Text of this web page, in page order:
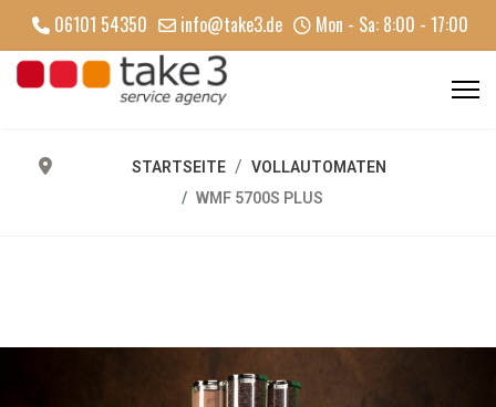
06101 54350 info@take3.de Mon - Sa: 8:00 - 17:00
STARTSEITE
VOLLAUTOMATEN
WMF 5700S PLUS